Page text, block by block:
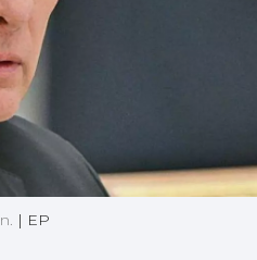
| EP